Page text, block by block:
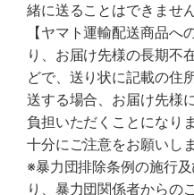
緒に送ることはできませ
【ヤマト運輸配送商品へ
り、お届け先様の長期不
どで、送り状に記載の住
送する場合、お届け先様
負担いただくことになり
十分にご注意をお願いしま
※暴力団排除条例の施行
り、暴力団関係者からの